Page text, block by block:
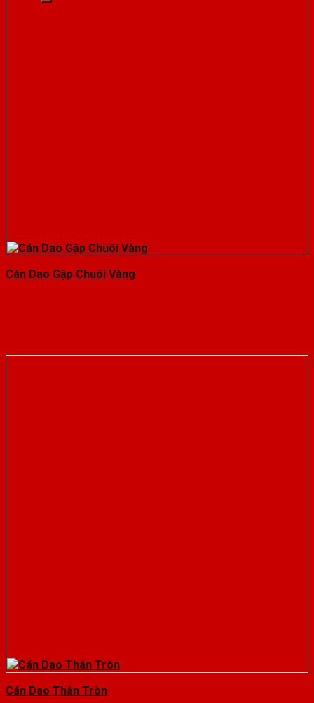
Cán Dao Gập Chuôi Vàng
Cán Dao Thân Tròn